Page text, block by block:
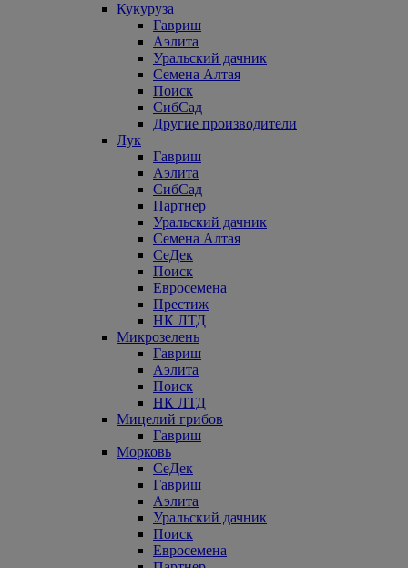
Кукуруза
Гавриш
Аэлита
Уральский дачник
Семена Алтая
Поиск
СибСад
Другие производители
Лук
Гавриш
Аэлита
СибСад
Партнер
Уральский дачник
Семена Алтая
СеДек
Поиск
Евросемена
Престиж
НК ЛТД
Микрозелень
Гавриш
Аэлита
Поиск
НК ЛТД
Мицелий грибов
Гавриш
Морковь
СеДек
Гавриш
Аэлита
Уральский дачник
Поиск
Евросемена